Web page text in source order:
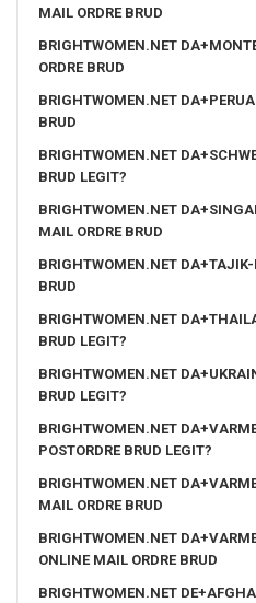
MAIL ORDRE BRUD
BRIGHTWOMEN.NET
ORDRE BRUD
BRIGHTWOMEN.NET
BRUD
BRIGHTWOMEN.NET
BRUD LEGIT?
BRIGHTWOMEN.NET
MAIL ORDRE BRUD
BRIGHTWOMEN.NET
BRUD
BRIGHTWOMEN.NET
BRUD LEGIT?
BRIGHTWOMEN.NET
BRUD LEGIT?
BRIGHTWOMEN.NET
POSTORDRE BRUD LEGIT?
BRIGHTWOMEN.NET
MAIL ORDRE BRUD
BRIGHTWOMEN.NET
ONLINE MAIL ORDRE BRUD
BRIGHTWOMEN.NET